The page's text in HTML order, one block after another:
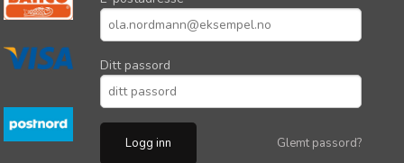
Ditt passord
Glemt passord?